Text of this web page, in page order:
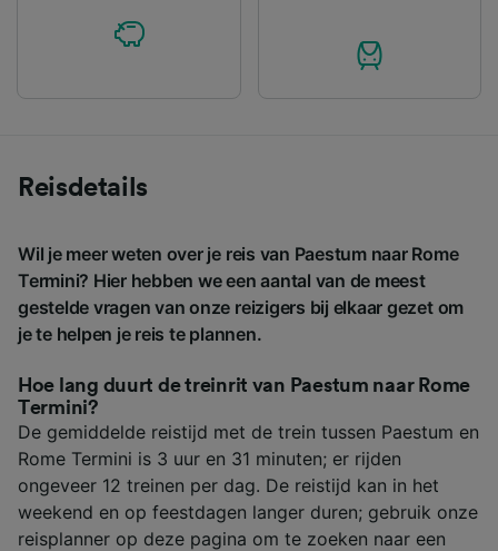
Reisdetails
Wil je meer weten over je reis van Paestum naar Rome
Termini? Hier hebben we een aantal van de meest
gestelde vragen van onze reizigers bij elkaar gezet om
je te helpen je reis te plannen.
Hoe lang duurt de treinrit van Paestum naar Rome
Termini?
De gemiddelde reistijd met de trein tussen Paestum en
Rome Termini is 3 uur en 31 minuten; er rijden
ongeveer 12 treinen per dag. De reistijd kan in het
weekend en op feestdagen langer duren; gebruik onze
reisplanner op deze pagina om te zoeken naar een